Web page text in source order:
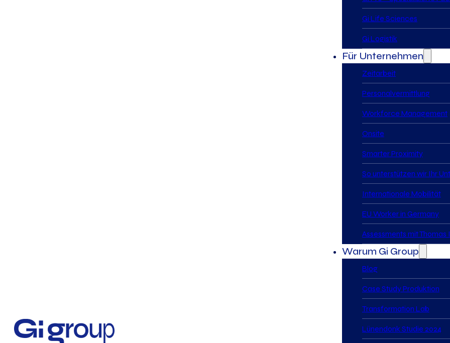
Gi Life Sciences
Gi Logistik
Für Unternehmen
Zeitarbeit
Personalvermittlung
Workforce Management
Onsite
Smarter Proximity
So unterstützen wir Ihr
Internationale Mobilität
EU Worker in Germany
Assessments mit
Warum Gi Group
Blog
Case Study Produktion
Transformation Lab
Lünendonk Studie 2024